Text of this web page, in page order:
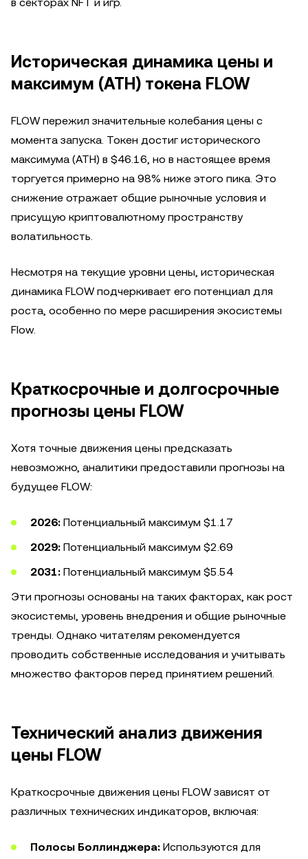
Историческая динамика цены и
максимум (ATH) токена FLOW
FLOW пережил значительные колебания цены с
момента запуска. Токен достиг исторического
максимума (ATH) в $46.16, но в настоящее время
торгуется примерно на 98% ниже этого пика. Это
снижение отражает общие рыночные условия и
присущую криптовалютному пространству
волатильность.
Несмотря на текущие уровни цены, историческая
динамика FLOW подчеркивает его потенциал для
роста, особенно по мере расширения экосистемы
Flow.
Краткосрочные и долгосрочные
прогнозы цены FLOW
Хотя точные движения цены предсказать
невозможно, аналитики предоставили прогнозы на
будущее FLOW:
2026: Потенциальный максимум $1.17
2029: Потенциальный максимум $2.69
2031: Потенциальный максимум $5.54
Эти прогнозы основаны на таких факторах, как рост
экосистемы, уровень внедрения и общие рыночные
тренды. Однако читателям рекомендуется
проводить собственные исследования и учитывать
множество факторов перед принятием решений.
Технический анализ движения
цены FLOW
Краткосрочные движения цены FLOW зависят от
различных технических индикаторов, включая:
Полосы Боллинджера: Используются для